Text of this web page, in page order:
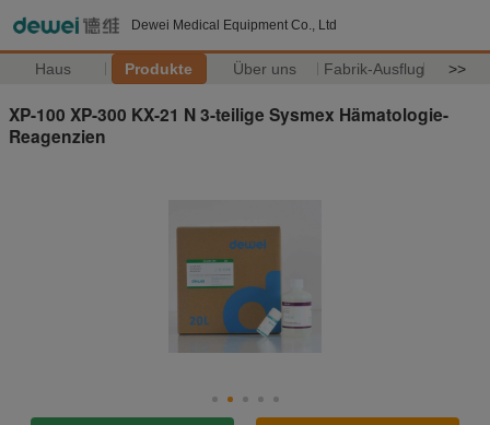
Dewei Medical Equipment Co., Ltd
Haus Produkte Über uns Fabrik-Ausflug >>
XP-100 XP-300 KX-21 N 3-teilige Sysmex Hämatologie-
Reagenzien